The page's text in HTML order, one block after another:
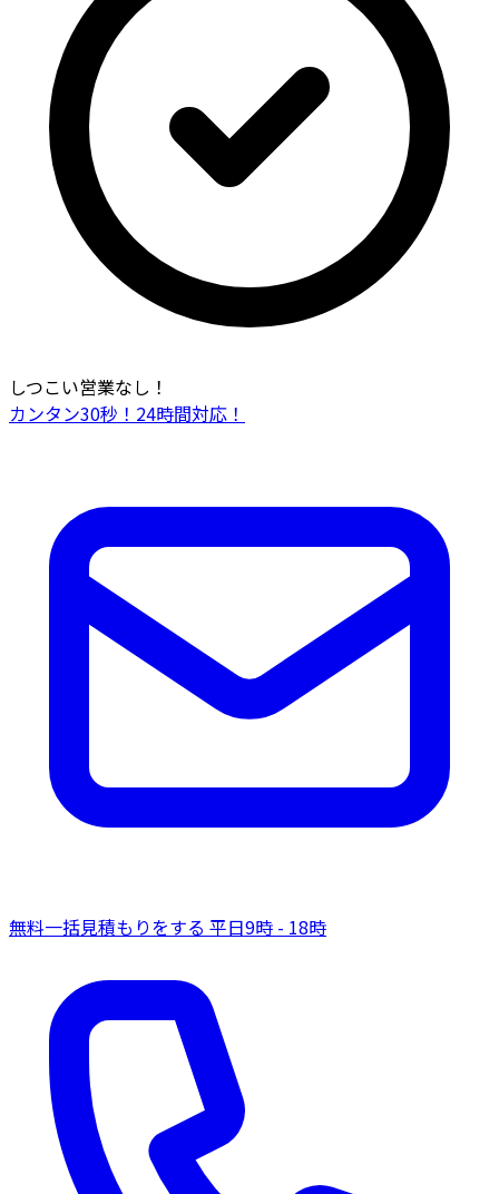
しつこい営業なし！
カンタン30秒！24時間対応！
無料一括見積もりをする 平日9時 - 18時